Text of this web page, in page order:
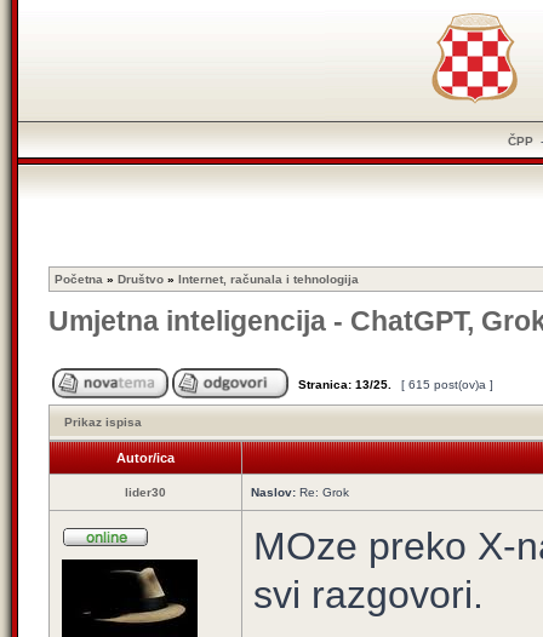
ČPP
Početna » Društvo » Internet, računala i tehnologija
Umjetna inteligencija - ChatGPT,
Stranica: 13/25 [ 615 post(ov)a ]
Prikaz ispisa
Autor/ica
lider30 Naslov: Re: Grok
MOze preko X-
svi razgovori.